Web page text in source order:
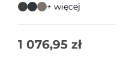
+ więcej
1 076,95 zł